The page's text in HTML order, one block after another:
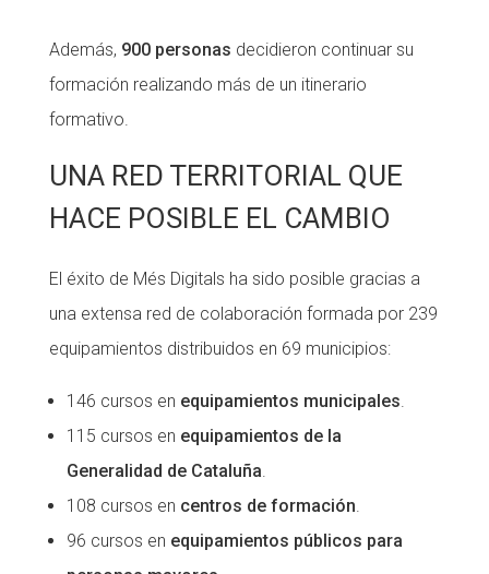
Además, 900 personas decidieron continuar su
formación realizando más de un itinerario
formativo.
UNA RED TERRITORIAL QUE
HACE POSIBLE EL CAMBIO
El éxito de Més Digitals ha sido posible gracias a
una extensa red de colaboración formada por 239
equipamientos distribuidos en 69 municipios:
146 cursos en equipamientos municipales.
115 cursos en equipamientos de la
Generalidad de Cataluña.
108 cursos en centros de formación.
96 cursos en equipamientos públicos para